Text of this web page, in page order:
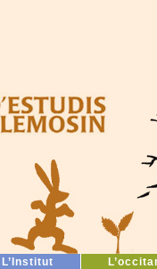
L’Institut